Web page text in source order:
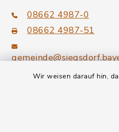
Wir weisen darauf hin,
08662 4987-0
08662 4987-51